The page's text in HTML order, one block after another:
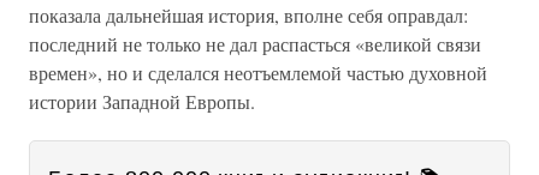
показала дальнейшая история, вполне себя оправдал:
последний не только не дал распасться «великой связи
времен», но и сделался неотъемлемой частью духовной
истории Западной Европы.